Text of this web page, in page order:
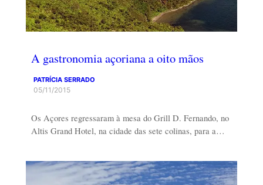
A gastronomia açoriana a oito mãos
PATRÍCIA SERRADO
05/11/2015
Os Açores regressaram à mesa do Grill D. Fernando, no
Altis Grand Hotel, na cidade das sete colinas, para a…